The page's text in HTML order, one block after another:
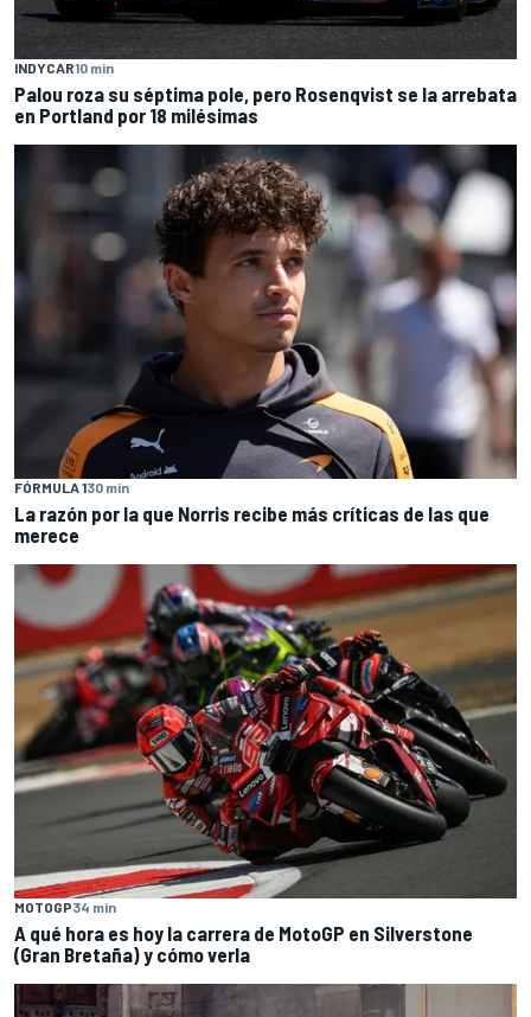
INDYCAR10 min
Palou roza su séptima pole, pero Rosenqvist se la arrebata
en Portland por 18 milésimas
FÓRMULA 130 min
La razón por la que Norris recibe más críticas de las que
merece
MOTOGP34 min
A qué hora es hoy la carrera de MotoGP en Silverstone
(Gran Bretaña) y cómo verla